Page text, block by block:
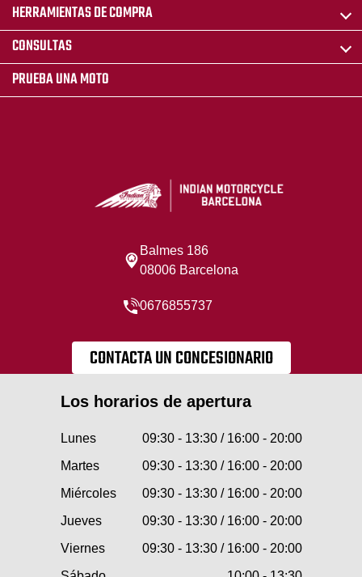
HERRAMIENTAS DE COMPRA
CONSULTAS
PRUEBA UNA MOTO
Balmes 186
08006 Barcelona
0676855737
CONTACTA UN CONCESIONARIO
Los horarios de apertura
Lunes
09:30 - 13:30 / 16:00 - 20:00
Martes
09:30 - 13:30 / 16:00 - 20:00
Miércoles
09:30 - 13:30 / 16:00 - 20:00
Jueves
09:30 - 13:30 / 16:00 - 20:00
Viernes
09:30 - 13:30 / 16:00 - 20:00